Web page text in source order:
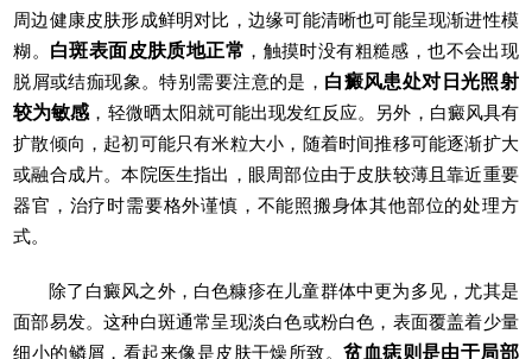
周边健康皮肤形成鲜明对比，边缘可能清晰也可能呈现渐进性模
糊。 白斑表面皮肤质地正常 ，触摸时没有粗糙感，也不会出现
脱屑或结痂现象。特别需要注意的是， 白癜风患处对日光照射
较为敏感 ，轻微晒太阳就可能出现发红反应。另外，白癜风具有
扩散倾向，起初可能只有米粒大小，随着时间推移可能逐渐扩大
或融合成片。本院医生指出，眼周部位由于皮肤较薄且靠近重要
器官，治疗时需要格外谨慎，不能照搬身体其他部位的处理方
式。
除了白癜风之外，白色糠疹在儿童群体中更为多见，尤其是
面部易发。这种白斑通常呈现淡白色或粉白色，表面覆盖着少量
细小的鳞屑，看起来像是皮肤干燥所致。贫血痣则是由于局部